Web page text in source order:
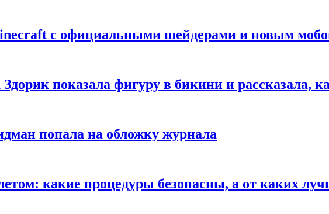
с официальными шейдерами и новым
показала фигуру в бикини и рассказала,
попала на обложку журнала
какие процедуры безопасны, а от каких